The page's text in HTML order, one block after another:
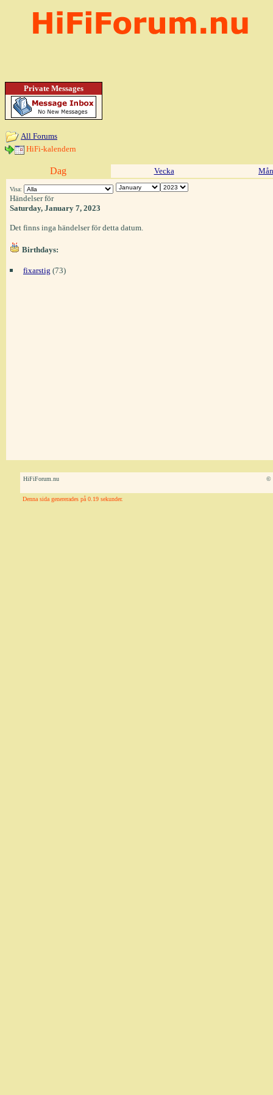
Private Messages
All Forums
HiFi-kalendern
Dag Vecka
Visa:
Händelser för
Saturday, January 7, 2023
Det finns inga händelser för detta datum.
Birthdays:
fixarstig (73)
HiFiForum.nu ©
Denna sida genererades på 0.19 sekunder.